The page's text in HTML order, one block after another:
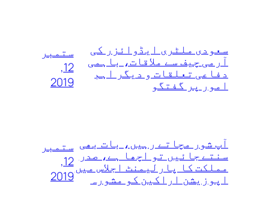
سعودی ملٹری ایڈوائزر کی
آرمی چیف سے ملاقات، باہمی
دفاعی تعلقات و دیگر اہم
امور پر گفتگو
ستمبر
12,
2019
آپ شور مچاتے رہیں، بات بھی
سنتے جائیں تو اچھا ہے، صدر
مملکت کا پارلیمنٹ اجلاس میں
اپوزیشن اراکین کو مشورہ
ستمبر
12,
2019